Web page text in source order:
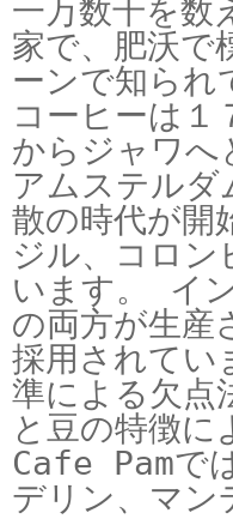
一万数千を数
家で、肥沃で
ーンで知られ
コーヒーは１
からジャワへ
アムステルダ
散の時代が開
ジル、コロン
います。 イ
の両方が生産
採用されてい
準による欠点
と豆の特徴
Cafe Pamで
デリン、マン